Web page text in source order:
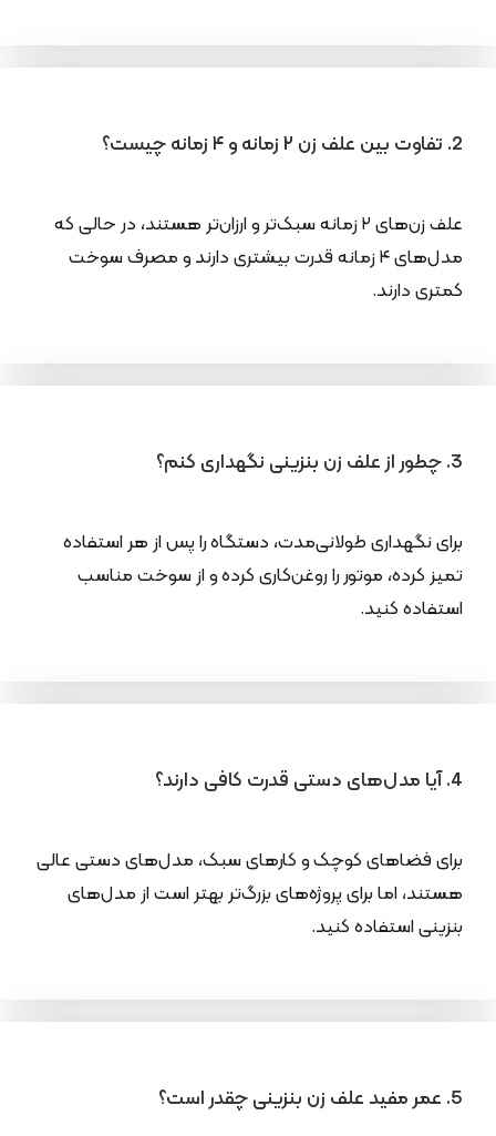
2. تفاوت بین علف زن ۲ زمانه و ۴ زمانه چیست؟
علف زن‌های ۲ زمانه سبک‌تر و ارزان‌تر هستند، در حالی که
مدل‌های ۴ زمانه قدرت بیشتری دارند و مصرف سوخت
کمتری دارند.
3. چطور از علف زن بنزینی نگهداری کنم؟
برای نگهداری طولانی‌مدت، دستگاه را پس از هر استفاده
تمیز کرده، موتور را روغن‌کاری کرده و از سوخت مناسب
استفاده کنید.
4. آیا مدل‌های دستی قدرت کافی دارند؟
برای فضاهای کوچک و کارهای سبک، مدل‌های دستی عالی
هستند، اما برای پروژه‌های بزرگ‌تر بهتر است از مدل‌های
بنزینی استفاده کنید.
5. عمر مفید علف زن بنزینی چقدر است؟